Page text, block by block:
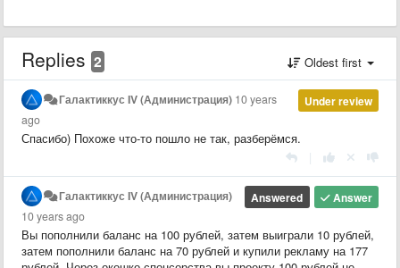
Replies 2 Oldest first
Under review
Галактиккус IV (Администрация) 10 years
ago
Спасибо) Похоже что-то пошло не так, разберёмся.
Answer
Answered
Галактиккус IV (Администрация)
10 years ago
Вы пополнили баланс на 100 рублей, затем выиграли 10 рублей,
затем пополнили баланс на 70 рублей и купили рекламу на 177